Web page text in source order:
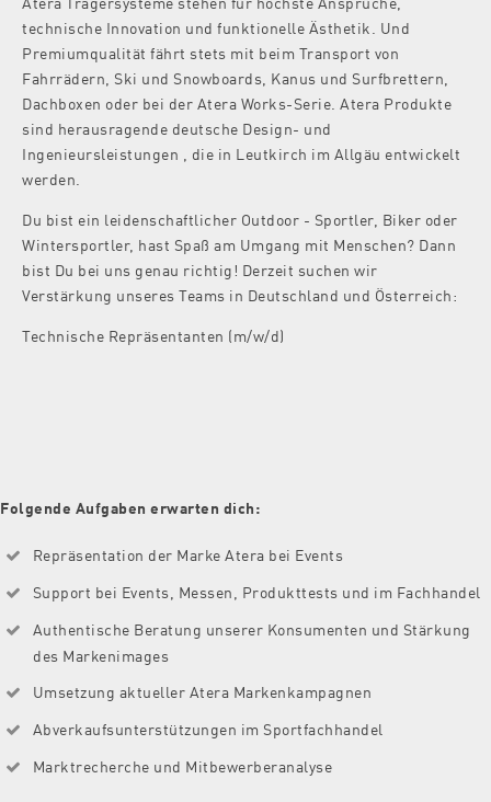
technische Innovation und funktionelle Ästhetik. Und
Premiumqualität fährt stets mit beim Transport von
Fahrrädern, Ski und Snowboards, Kanus und Surfbrettern,
Dachboxen oder bei der Atera Works-Serie. Atera Produkte
sind herausragende deutsche Design- und
Ingenieursleistungen , die in Leutkirch im Allgäu entwickelt
werden.
Du bist ein leidenschaftlicher Outdoor - Sportler, Biker oder
Wintersportler, hast Spaß am Umgang mit Menschen? Dann
bist Du bei uns genau richtig! Derzeit suchen wir
Verstärkung unseres Teams in Deutschland und Österreich:
Technische Repräsentanten (m/w/d)
Folgende Aufgaben erwarten dich:
Repräsentation der Marke Atera bei Events
Support bei Events, Messen, Produkttests und im Fachhandel
Authentische Beratung unserer Konsumenten und Stärkung
des Markenimages
Umsetzung aktueller Atera Markenkampagnen
Abverkaufsunterstützungen im Sportfachhandel
Marktrecherche und Mitbewerberanalyse